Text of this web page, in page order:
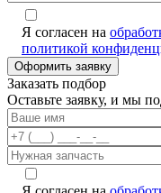
Я согласен на
политикой
Заказать подбор
Оставьте заявку, и мы